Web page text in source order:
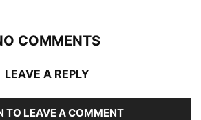
COMMENTS
LEAVE A REPLY
TO LEAVE A COMMENT